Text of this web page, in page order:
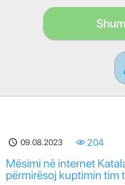
09.08.2023 204
Mësimi në internet
përmirësoj kuptimin tim